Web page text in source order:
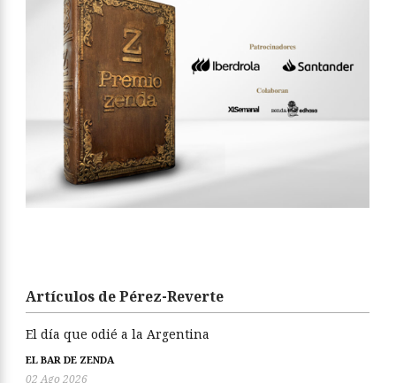
Artículos de Pérez-Reverte
El día que odié a la Argentina
EL BAR DE ZENDA
02 Ago 2026